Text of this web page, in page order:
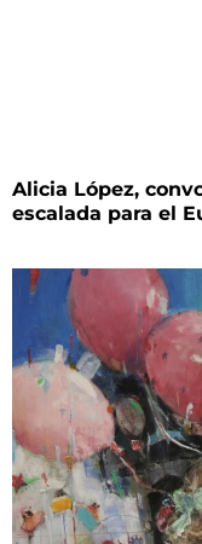
Alicia López,
escalada para el